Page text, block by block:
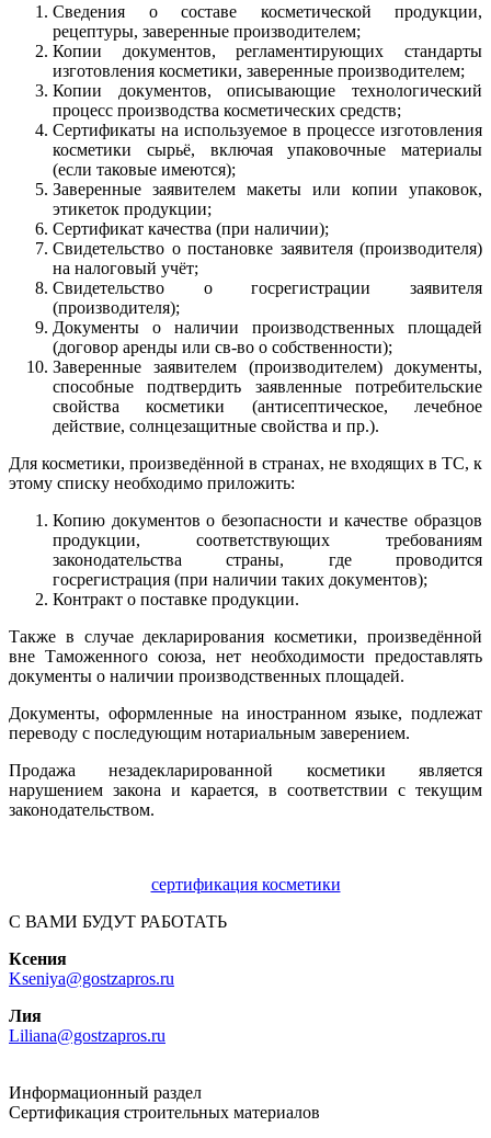
Сведения о составе косметической продукции,
рецептуры, заверенные производителем;
Копии документов, регламентирующих стандарты
изготовления косметики, заверенные производителем;
Копии документов, описывающие технологический
процесс производства косметических средств;
Сертификаты на используемое в процессе изготовления
косметики сырьё, включая упаковочные материалы
(если таковые имеются);
Заверенные заявителем макеты или копии упаковок,
этикеток продукции;
Сертификат качества (при наличии);
Свидетельство о постановке заявителя (производителя)
на налоговый учёт;
Свидетельство о госрегистрации заявителя
(производителя);
Документы о наличии производственных площадей
(договор аренды или св-во о собственности);
Заверенные заявителем (производителем) документы,
способные подтвердить заявленные потребительские
свойства косметики (антисептическое, лечебное
действие, солнцезащитные свойства и пр.).
Для косметики, произведённой в странах, не входящих в ТС, к
этому списку необходимо приложить:
Копию документов о безопасности и качестве образцов
продукции, соответствующих требованиям
законодательства страны, где проводится
госрегистрация (при наличии таких документов);
Контракт о поставке продукции.
Также в случае декларирования косметики, произведённой
вне Таможенного союза, нет необходимости предоставлять
документы о наличии производственных площадей.
Документы, оформленные на иностранном языке, подлежат
переводу с последующим нотариальным заверением.
Продажа незадекларированной косметики является
нарушением закона и карается, в соответствии с текущим
законодательством.
сертификация косметики
С ВАМИ БУДУТ РАБОТАТЬ
Ксения
Kseniya@gostzapros.ru
Лия
Liliana@gostzapros.ru
Информационный раздел
Сертификация строительных материалов